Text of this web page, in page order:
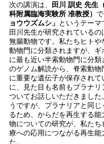
次の講演は、
田川 訓史 先生
科附属臨海実験所 准教授）
ョウウズムシ」 というテーマ
田川先生が研究されている
無腸動物です。私たちヒト
動物門に分類されますが、
に最も近い半索動物門に分
のゲノム解読から、脊索動
に重要な遺伝子が保存され
に、見た目も名前もプラナ
ついてお話しいただきまし
うですが、プラナリアと同
るため、からだを再生する
物についての研究が、私た
療への応用につながる再生
た。